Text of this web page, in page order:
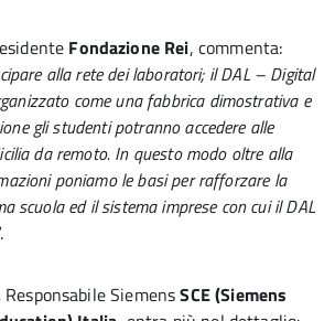
Fondazione Rei, commenta:
alla rete dei laboratori; il DAL – Digital
come una fabbrica dimostrativa e
gli studenti potranno accedere alle
da remoto. In questo modo oltre alla
poniamo le basi per rafforzare la
scuola ed il sistema imprese con cui il DAL
Responsabile SiemensSCE (Siemens